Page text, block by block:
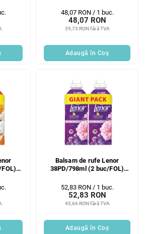
39,73 RON fără TVA
48,07 RON
Evaluare
preţ:
48,07 RON / 1 buc.
Adaugă în Coş
Balsam de rufe Lenor
38PD/798ml (2 buc/FOL)
43,66 RON fără TVA
52,83 RON
Evaluare
preţ:
52,83 RON / 1 buc.
Adaugă în Coş